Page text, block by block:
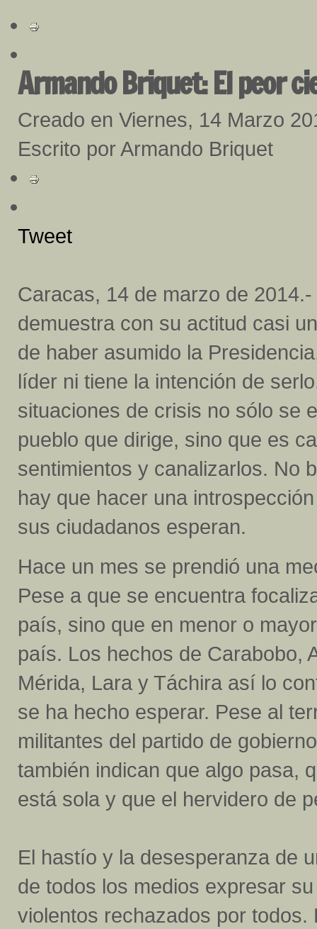
Armando Briquet: El peor
Creado en Viernes, 14 Marzo
Escrito por Armando Briquet
Tweet
Caracas, 14 de marzo de
demuestra con su actitud casi
de haber asumido la
líder ni tiene la intención de
situaciones de crisis no sólo se
pueblo que dirige, sino que es
sentimientos y canalizarlos. No
hay que hacer una
sus ciudadanos esperan.
Hace un mes se prendió una
Pese a que se encuentra
país, sino que en menor o
país. Los hechos de Carabobo,
Mérida, Lara y Táchira así lo
se ha hecho esperar. Pese al
militantes del partido de
también indican que algo pasa,
está sola y que el hervidero de
El hastío y la desesperanza de
de todos los medios expresar
violentos rechazados por